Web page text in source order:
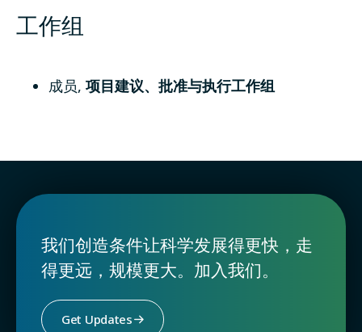
工作组
成员, 项目建议、批准与执行工作组
我们创造条件让科学发展得更快，走
得更远，规模更大。加入我们。
Get Updates